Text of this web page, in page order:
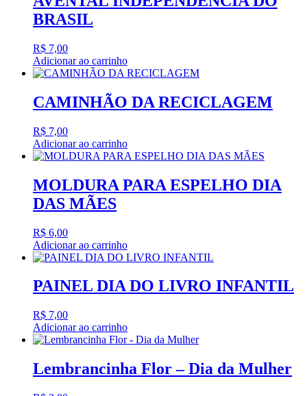
BRASIL
R$ 7,00
Adicionar ao carrinho
CAMINHÃO DA RECICLAGEM
R$ 7,00
Adicionar ao carrinho
MOLDURA PARA ESPELHO DIA
DAS MÃES
R$ 6,00
Adicionar ao carrinho
PAINEL DIA DO LIVRO INFANTIL
R$ 7,00
Adicionar ao carrinho
Lembrancinha Flor – Dia da Mulher